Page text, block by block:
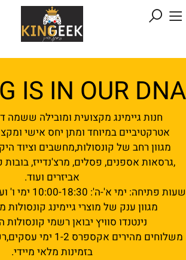
IS IN OUR DNA
חנות גיימינג מקצועית ומובילה ששמה
אטרקטיביים במיוחד ומתן יחס אישי
מגוון רחב של קונסולות,מחשבים וציוד
,גרסאות אספנים, פסלים, מרצ'נדייז,
אביזרים ועוד.
שעות פתיחה: ימי א'-ה': 10:00-18:30 ימי ו' וערב חג 10:00-14:30
מגוון ענק של מוצרי גיימינג
נינטנדו סוויץ יבואן רשמי קונסולות
משלוחים מהירים
בזמינות מלאי מיידי.